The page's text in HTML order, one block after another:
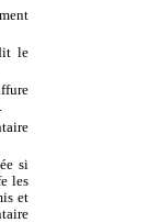
le
si
les
et